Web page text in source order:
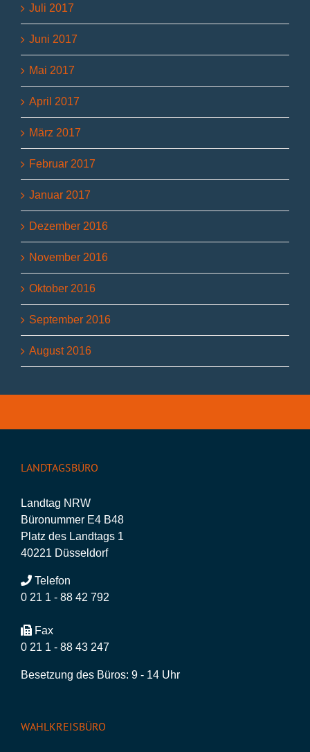
Juli 2017
Juni 2017
Mai 2017
April 2017
März 2017
Februar 2017
Januar 2017
Dezember 2016
November 2016
Oktober 2016
September 2016
August 2016
LANDTAGSBÜRO
Landtag NRW
Büronummer E4 B48
Platz des Landtags 1
40221 Düsseldorf
Telefon
0 21 1 - 88 42 792
Fax
0 21 1 - 88 43 247
Besetzung des Büros: 9 - 14 Uhr
WAHLKREISBÜRO